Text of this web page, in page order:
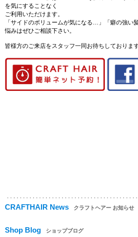
を気にすることなく
ご利用いただけます。
「サイドのボリュームが気になる…」「癖の強
悩みはぜひご相談下さい。
皆様方のご来店をスタッフ一同お待ちしております
CRAFTHAIR News クラフトヘアー お知らせ
Shop Blog ショップブログ